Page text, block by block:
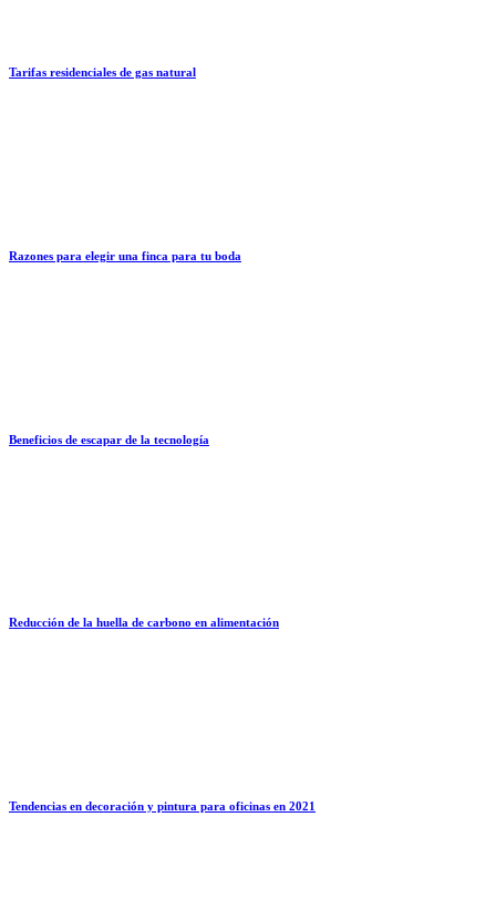
Tarifas residenciales de gas natural
Razones para elegir una finca para tu boda
Beneficios de escapar de la tecnología
Reducción de la huella de carbono en alimentación
Tendencias en decoración y pintura para oficinas en 2021